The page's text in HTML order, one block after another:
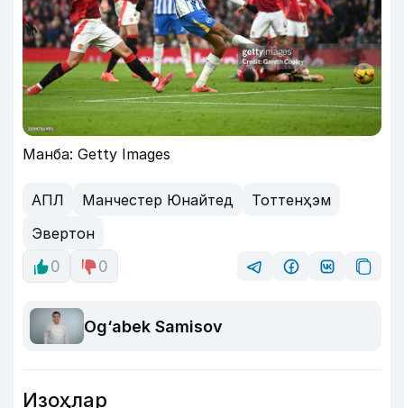
Манба: Getty Images
АПЛ Манчестер Юнайтед
Тоттенҳэм
Эвертон
0
0
Og‘abek Samisov
Изоҳлар